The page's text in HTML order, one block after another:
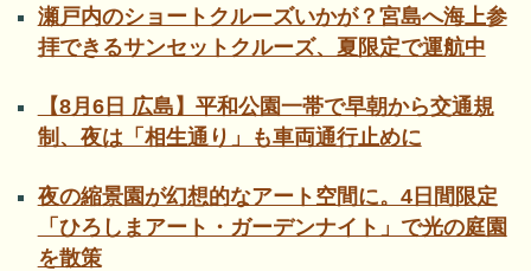
瀬戸内のショートクルーズいかが？宮島へ海上参
拝できるサンセットクルーズ、夏限定で運航中
【8月6日 広島】平和公園一帯で早朝から交通規
制、夜は「相生通り」も車両通行止めに
夜の縮景園が幻想的なアート空間に。4日間限定
「ひろしまアート・ガーデンナイト」で光の庭園
を散策